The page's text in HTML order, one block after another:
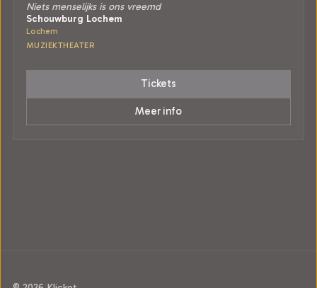
Niets menselijks is ons vreemd
Schouwburg Lochem
Lochem
MUZIEKTHEATER
Tickets
Meer info